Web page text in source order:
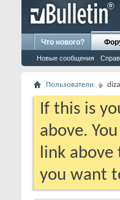
Что нового?
Новые сообщения
Пользователи
If this is
above.
link above
you want